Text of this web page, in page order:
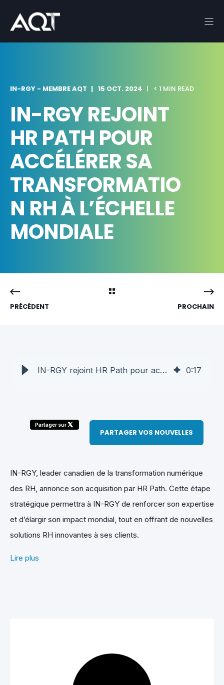
IN-RGY - MEMBRE AQT 15 OCT. 2024 < 1 MIN READ
IN-RGY REJOINT
HR PATH POUR
ACCÉLÉRER SA
TRANSFORMATIO
N RH À L’ÉCHELLE
MONDIALE
PRÉCÉDENT PROCHAIN
IN-RGY rejoint HR Path pour accélérer sa transformation RH | AQT 0:17
Partager sur
PARTAGER VOS NOUVELLES
IN-RGY, leader canadien de la transformation numérique
des RH, annonce son acquisition par HR Path. Cette étape
stratégique permettra à IN-RGY de renforcer son expertise
et d’élargir son impact mondial, tout en offrant de nouvelles
solutions RH innovantes à ses clients.
Lire plus